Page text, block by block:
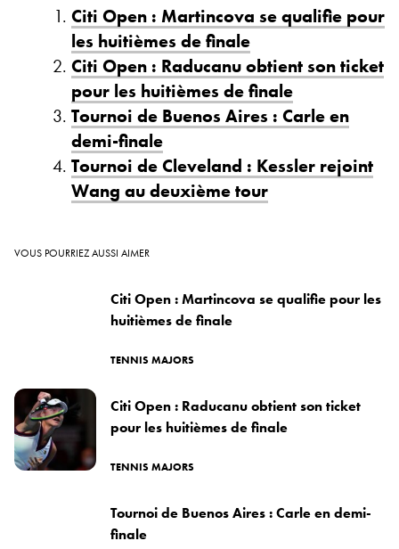
Citi Open : Martincova se qualifie pour
les huitièmes de finale
Citi Open : Raducanu obtient son ticket
pour les huitièmes de finale
Tournoi de Buenos Aires : Carle en
demi-finale
Tournoi de Cleveland : Kessler rejoint
Wang au deuxième tour
VOUS POURRIEZ AUSSI AIMER
Citi Open : Martincova se qualifie pour les
huitièmes de finale
TENNIS MAJORS
Citi Open : Raducanu obtient son ticket
pour les huitièmes de finale
TENNIS MAJORS
Tournoi de Buenos Aires : Carle en demi-
finale